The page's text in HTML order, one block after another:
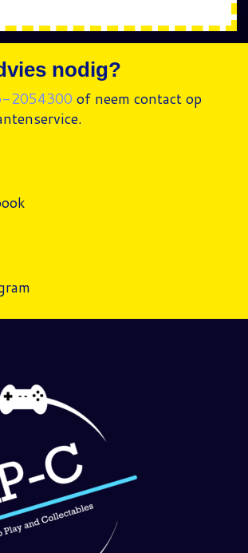
nodig?
2054300 of neem contact op